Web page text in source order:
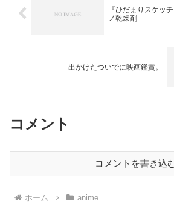
『ひだまりスケッ
ノ乾燥剤
出かけたついでに映画鑑賞。
コメント
コメントを書き込
ホーム anime